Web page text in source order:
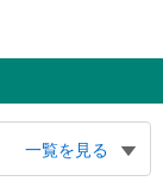
一覧を見る